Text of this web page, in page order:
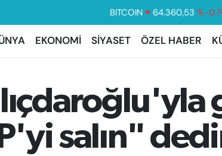
DOLAR 47,7069
EURO
55,0265
BİST100
13.887
BITCOIN
64.360,53 %-
EKONOMİ SİYASET ÖZEL HABER
salın"